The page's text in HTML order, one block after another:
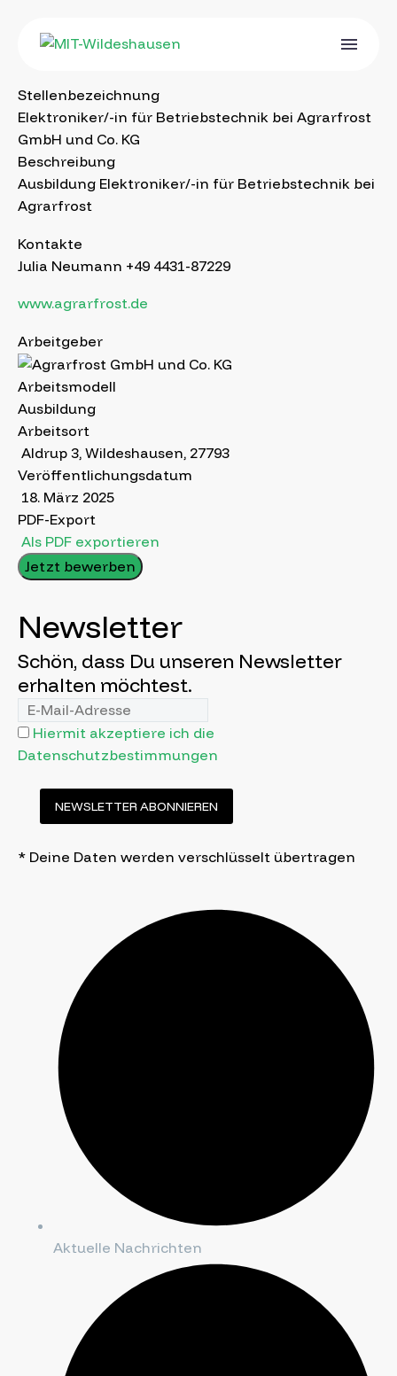
Stellenbezeichnung
Elektroniker/-in für Betriebstechnik bei Agrarfrost
GmbH und Co. KG
Beschreibung
Ausbildung Elektroniker/-in für Betriebstechnik bei
Agrarfrost
Kontakte
Julia Neumann +49 4431-87229
www.agrarfrost.de
Arbeitgeber
Arbeitsmodell
Ausbildung
Arbeitsort
Aldrup 3, Wildeshausen, 27793
Veröffentlichungsdatum
18. März 2025
PDF-Export
Als PDF exportieren
Jetzt bewerben
Newsletter
Schön, dass Du unseren Newsletter
erhalten möchtest.
Hiermit akzeptiere ich die
Datenschutzbestimmungen
* Deine Daten werden verschlüsselt übertragen
Aktuelle Nachrichten